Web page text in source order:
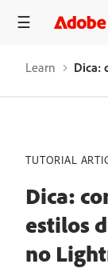
Learn
TUTORIAL
Dica:
estilos
no